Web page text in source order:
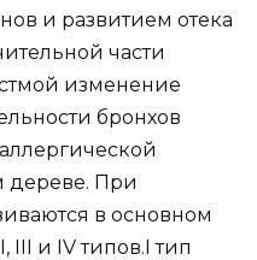
и развитием отека
части
изменение
бронхов
дереве. При
в основном
III и IV типов.I тип